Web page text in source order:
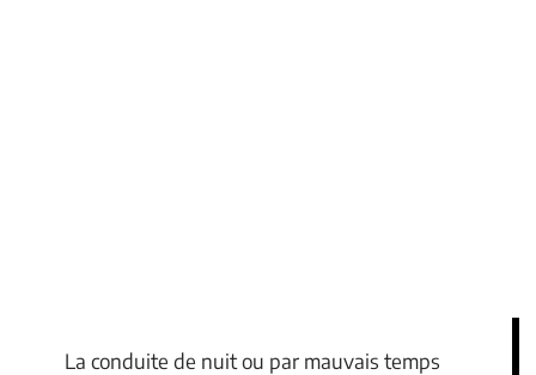
La conduite de nuit ou par mauvais temps